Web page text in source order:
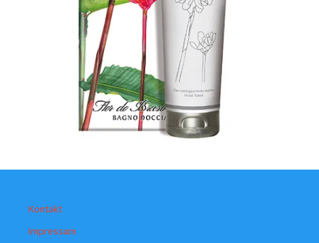
Kontakt
Impressum